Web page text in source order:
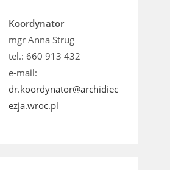
Koordynator
mgr Anna Strug
tel.: 660 913 432
e-mail:
dr.koordynator@archidiec
ezja.wroc.pl